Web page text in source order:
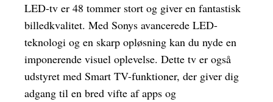
LED-tv er 48 tommer stort og giver en fantastisk
billedkvalitet. Med Sonys avancerede LED-
teknologi og en skarp opløsning kan du nyde en
imponerende visuel oplevelse. Dette tv er også
udstyret med Smart TV-funktioner, der giver dig
adgang til en bred vifte af apps og